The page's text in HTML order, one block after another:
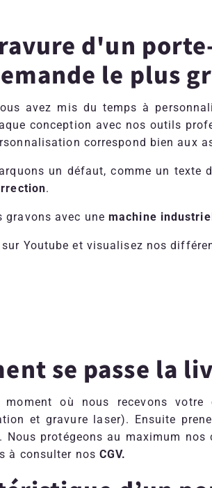
d'un
le plus
avez mis du temps à
conception avec nos outils
correspond bien aux
un défaut, comme un texte
.
gravons avec une machine
Youtube et visualisez nos
se passe la
où nous recevons votre
et gravure laser). Ensuite
. Nous protégeons au maximum
à consulter nosCGV.